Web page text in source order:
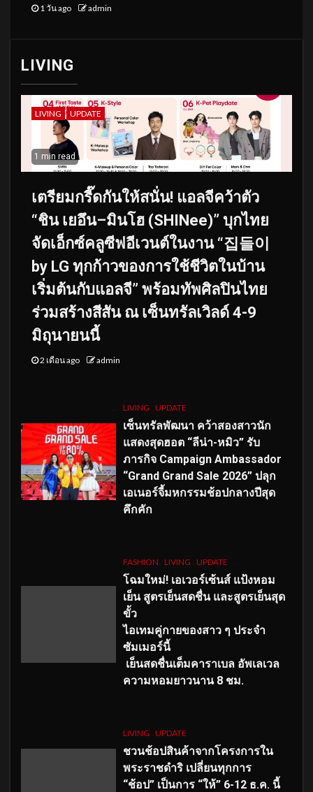
1 วัน ago admin
LIVING
LIVING UPDATE
1 min read
เตรียมกรี๊ดกันให้สนั่น! แอลจีคว้าตัว
“ชิน เยอึน–มินโฮ (SHINee)” บุกไทย
จัดเอ็กซ์คลูซีฟอีเวนต์ในงาน “집들이
by LG ทุกก้าวของการใช้ชีวิตในบ้าน
เริ่มต้นกับแอลจี” พร้อมทัพศิลปินไทย
ร่วมสร้างสีสัน ณ เซ็นทรัลเวิลด์ 4-9
มิถุนายนนี้
2 เดือน ago admin
LIVING UPDATE
เซ็นทรัลพัฒนา คว้าสองสาวนัก
แสดงสุดฮอต “ลีน่า-หมิว” รับ
ภารกิจ Campaign Ambassador
“Grand Grand Sale 2026” ปลุก
เอเนอร์จี้มหกรรมช้อปกลางปีสุด
คึกคัก
FASHION LIVING UPDATE
โฉมใหม่! เอเวอร์เซ้นส์ แป้งหอม
เย็น สูตรเย็นสดชื่น และสูตรเย็นสุด
ขั้ว
ไอเทมคู่กายของสาว ๆ ประจำ
ซัมเมอร์นี้
เย็นสดชื่นเต็มคาราเบล อัพเลเวล
ความหอมยาวนาน 8 ชม.
LIVING UPDATE
ชวนช้อปสินค้าจากโครงการใน
พระราชดำริ เปลี่ยนทุกการ
“ช้อป” เป็นการ “ให้” 6-12 ธ.ค. นี้